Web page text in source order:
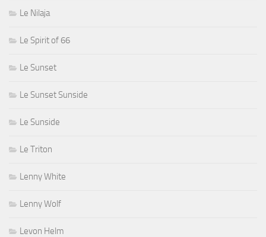
Le Nilaja
Le Spirit of 66
Le Sunset
Le Sunset Sunside
Le Sunside
Le Triton
Lenny White
Lenny Wolf
Levon Helm